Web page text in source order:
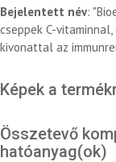
Bejelentett név:
cseppek C-
kivonattal az
Képek a
Összetevő
hatóanyag(ok)